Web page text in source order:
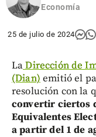
Economía
25 de julio de 2024
LaDirección de
(Dian) emitió el
resolución con la
convertir ciertos
Equivalentes
a partir del 1 de